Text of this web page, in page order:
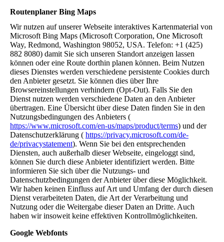
Routenplaner Bing Maps
Wir nutzen auf unserer Webseite interaktives Kartenmaterial von
Microsoft Bing Maps (Microsoft Corporation, One Microsoft
Way, Redmond, Washington 98052, USA. Telefon: +1 (425)
882 8080) damit Sie sich unseren Standort anzeigen lassen
können oder eine Route dorthin planen können. Beim Nutzen
dieses Dienstes werden verschiedene persistente Cookies durch
den Anbieter gesetzt. Sie können dies über Ihre
Browsereinstellungen verhindern (Opt-Out). Falls Sie den
Dienst nutzen werden verschiedene Daten an den Anbieter
übertragen. Eine Übersicht über diese Daten finden Sie in den
Nutzungsbedingungen des Anbieters (
https://www.microsoft.com/en-us/maps/product/terms) und der
Datenschutzerklärung ( https://privacy.microsoft.com/de-
de/privacystatement). Wenn Sie bei den entsprechenden
Diensten, auch außerhalb dieser Webseite, eingeloggt sind,
können Sie durch diese Anbieter identifiziert werden. Bitte
informieren Sie sich über die Nutzungs- und
Datenschutzbedingungen der Anbieter über diese Möglichkeit.
Wir haben keinen Einfluss auf Art und Umfang der durch diesen
Dienst verarbeiteten Daten, die Art der Verarbeitung und
Nutzung oder die Weitergabe dieser Daten an Dritte. Auch
haben wir insoweit keine effektiven Kontrollmöglichkeiten.
Google Webfonts